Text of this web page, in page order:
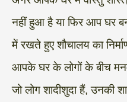
नहीं हुआ है या फिर आप घर
में रखते हुए शौचालय का
आपके घर के लोगों के बीच
जो लोग शादीशुदा हैं, उनकी